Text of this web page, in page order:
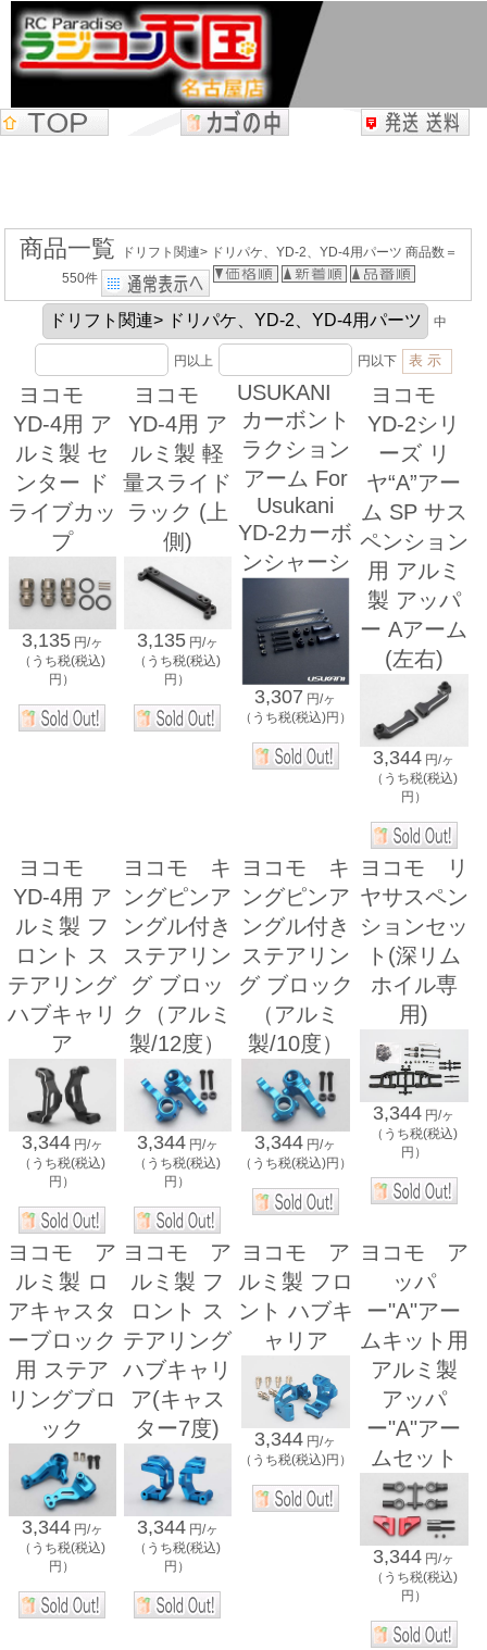
商品一覧
ドリフト関連> ドリパケ、YD-2、YD-4用パーツ 商品数＝
550件
中
円以上 円以下
ヨコモ
YD-4用 ア
ルミ製 セ
ンター ド
ライブカッ
プ
3,135 円/ヶ
（うち税(税込)
円）
ヨコモ
YD-4用 ア
ルミ製 軽
量スライド
ラック (上
側)
3,135 円/ヶ
（うち税(税込)
円）
USUKANI
カーボント
ラクション
アーム For
Usukani
YD-2カーボ
ンシャーシ
3,307 円/ヶ
（うち税(税込)円）
ヨコモ
YD-2シリ
ーズ リ
ヤ“A”アー
ム SP サス
ペンション
用 アルミ
製 アッパ
ー Aアーム
(左右)
3,344 円/ヶ
（うち税(税込)
円）
ヨコモ
YD-4用 ア
ルミ製 フ
ロント ス
テアリング
ハブキャリ
ア
3,344 円/ヶ
（うち税(税込)
円）
ヨコモ キ
ングピンア
ングル付き
ステアリン
グ ブロッ
ク（アルミ
製/12度）
3,344 円/ヶ
（うち税(税込)
円）
ヨコモ キ
ングピンア
ングル付き
ステアリン
グ ブロック
（アルミ
製/10度）
3,344 円/ヶ
（うち税(税込)円）
ヨコモ リ
ヤサスペン
ションセッ
ト(深リム
ホイル専
用)
3,344 円/ヶ
（うち税(税込)
円）
ヨコモ ア
ルミ製 ロ
アキャスタ
ーブロック
用 ステア
リングブロ
ック
3,344 円/ヶ
（うち税(税込)
円）
ヨコモ ア
ルミ製 フ
ロント ス
テアリング
ハブキャリ
ア(キャス
ター7度)
3,344 円/ヶ
（うち税(税込)
円）
ヨコモ ア
ルミ製 フロ
ント ハブキ
ャリア
3,344 円/ヶ
（うち税(税込)円）
ヨコモ ア
ッパ
ー"A"アー
ムキット用
アルミ製
アッパ
ー"A"アー
ムセット
3,344 円/ヶ
（うち税(税込)
円）